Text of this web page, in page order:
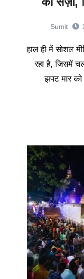
Sumit
हाल ही में सोशल मीडिया पर एक वीडियो तेजी से वायरल हो
रहा है, जिसमें
झपट मार